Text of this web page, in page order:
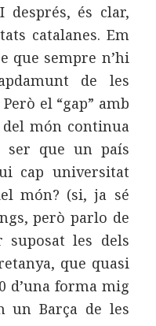
després, és clar,
catalanes. Em
que sempre n’hi
de les
el “gap” amb
món continua
ser que un país
cap universitat
món? (si, ja sé
però parlo de
les dels
que quasi
d’una forma mig
un Barça de les